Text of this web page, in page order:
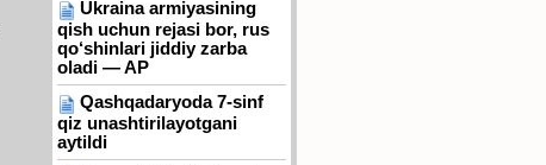
Ukraina armiyasining
qish uchun rejasi bor, rus
qo‘shinlari jiddiy zarba
oladi — AP
Qashqadaryoda 7-sinf
qiz unashtirilayotgani
aytildi